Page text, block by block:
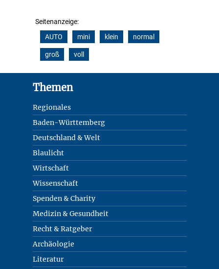
Seitenanzeige:
AUTO
mini klein normal
groß voll
Themen
Regionales
Baden-Württemberg
Deutschland & Welt
Blaulicht
Wirtschaft
Wissenschaft
Spenden & Charity
Medizin & Gesundheit
Recht & Ratgeber
Archäologie
Literatur